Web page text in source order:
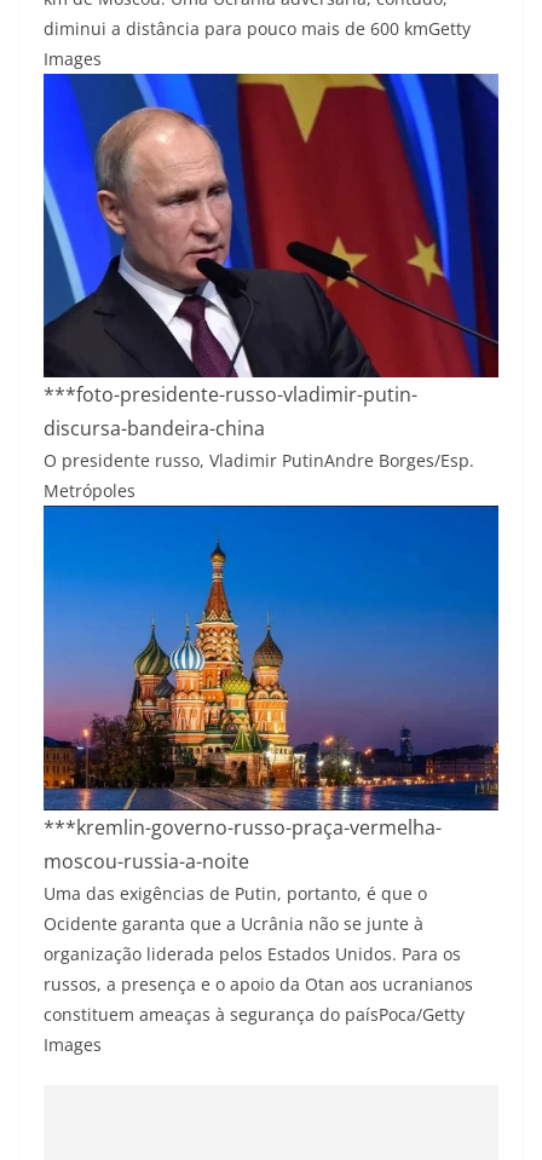
diminui a distância para pouco mais de 600 kmGetty
Images
***foto-presidente-russo-vladimir-putin-
discursa-bandeira-china
O presidente russo, Vladimir PutinAndre Borges/Esp.
Metrópoles
***kremlin-governo-russo-praça-vermelha-
moscou-russia-a-noite
Uma das exigências de Putin, portanto, é que o
Ocidente garanta que a Ucrânia não se junte à
organização liderada pelos Estados Unidos. Para os
russos, a presença e o apoio da Otan aos ucranianos
constituem ameaças à segurança do paísPoca/Getty
Images